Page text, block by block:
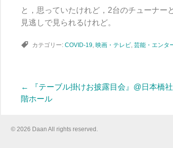
と，思っていたけれど，2台のチューナー
見逃しで見られるけれど。
カテゴリー: COVID-19, 映画・テレビ, 芸能・エンタ
投
稿
←
『テーブル掛けお披露目会』@日本橋
階ホール
© 2026 Daan All rights reserved.